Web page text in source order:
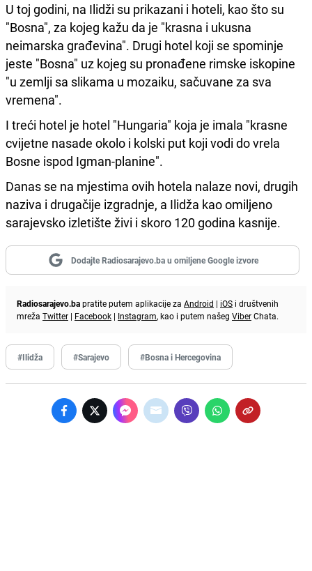
U toj godini, na Ilidži su prikazani i hoteli, kao što su
"Bosna", za kojeg kažu da je "krasna i ukusna
neimarska građevina". Drugi hotel koji se spominje
jeste "Bosna" uz kojeg su pronađene rimske iskopine
"u zemlji sa slikama u mozaiku, sačuvane za sva
vremena".
I treći hotel je hotel "Hungaria" koja je imala "krasne
cvijetne nasade okolo i kolski put koji vodi do vrela
Bosne ispod Igman-planine".
Danas se na mjestima ovih hotela nalaze novi, drugih
naziva i drugačije izgradnje, a Ilidža kao omiljeno
sarajevsko izletište živi i skoro 120 godina kasnije.
Dodajte Radiosarajevo.ba u omiljene Google izvore
Radiosarajevo.bapratite putem aplikacije za Android | iOS i društvenih
mreža Twitter | Facebook | Instagram, kao i putem našeg ViberChata.
#Ilidža #Sarajevo #Bosna i Hercegovina